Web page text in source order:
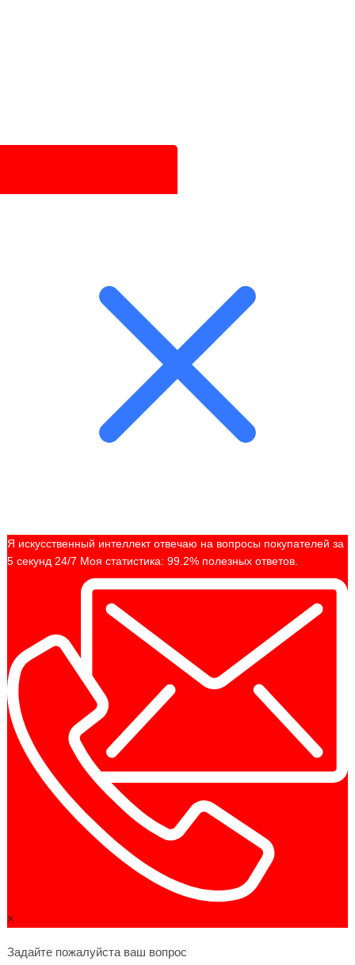
Я искусственный интеллект отвечаю на вопросы покупателей за
5 секунд 24/7 Моя статистика: 99.2% полезных ответов.
×
Задайте пожалуйста ваш вопрос